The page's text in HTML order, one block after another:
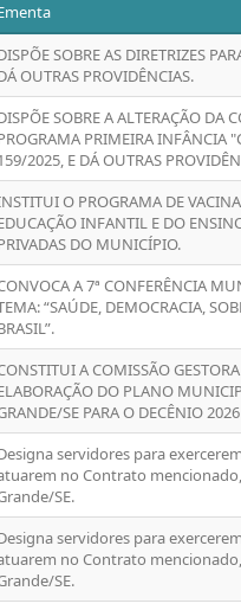
SOBRE AS DIRETRIZES
OUTRAS PROVIDÊNCIAS.
SOBRE A ALTERAÇÃO DA
PRIMEIRA INFÂNCIA
2025, E DÁ OUTRAS
O PROGRAMA DE
INFANTIL E DO
DO MUNICÍPIO.
A 7ª CONFERÊNCIA
“SAÚDE, DEMOCRACIA,
A COMISSÃO
DO PLANO
SE PARA O DECÊNIO
servidores para
no Contrato
SE.
servidores para
no Contrato
SE.